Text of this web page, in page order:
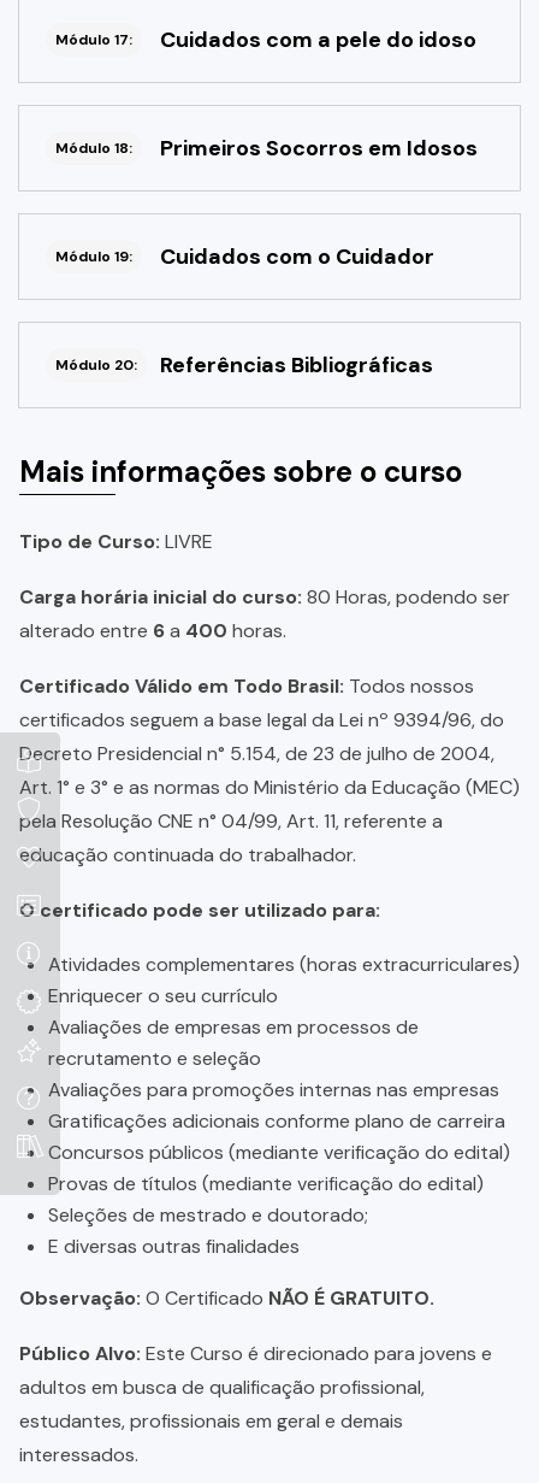
Módulo 17: Cuidados com a pele do idoso
Módulo 18: Primeiros Socorros em Idosos
Módulo 19: Cuidados com o Cuidador
Módulo 20: Referências Bibliográficas
Mais informações sobre o curso
Tipo de Curso: LIVRE
Carga horária inicial do curso: 80 Horas, podendo ser
alterado entre 6a 400 horas.
Certificado Válido em Todo Brasil: Todos nossos
certificados seguem a base legal da Lei nº 9394/96, do
Decreto Presidencial n° 5.154, de 23 de julho de 2004,
Art. 1° e 3° e as normas do Ministério da Educação (MEC)
pela Resolução CNE n° 04/99, Art. 11, referente a
educação continuada do trabalhador.
O certificado pode ser utilizado para:
Atividades complementares (horas extracurriculares)
Enriquecer o seu currículo
Avaliações de empresas em processos de
recrutamento e seleção
Avaliações para promoções internas nas empresas
Gratificações adicionais conforme plano de carreira
Concursos públicos (mediante verificação do edital)
Provas de títulos (mediante verificação do edital)
Seleções de mestrado e doutorado;
E diversas outras finalidades
Observação: O Certificado NÃO É GRATUITO.
Público Alvo: Este Curso é direcionado para jovens e
adultos em busca de qualificação profissional,
estudantes, profissionais em geral e demais
interessados.